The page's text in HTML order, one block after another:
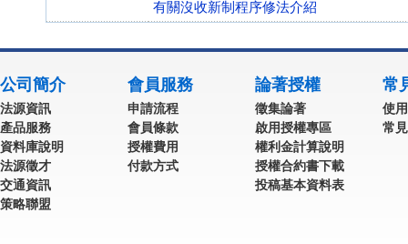
有關沒收新制程序修法介紹
公司簡介
法源資訊
產品服務
資料庫說明
法源徵才
交通資訊
策略聯盟
會員服務
申請流程
會員條款
授權費用
付款方式
論著授權
徵集論著
啟用授權專區
權利金計算說明
授權合約書下載
投稿基本資料表
常
使
常